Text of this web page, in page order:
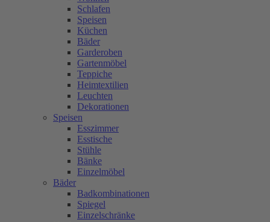
Schlafen
Speisen
Küchen
Bäder
Garderoben
Gartenmöbel
Teppiche
Heimtextilien
Leuchten
Dekorationen
Speisen
Esszimmer
Esstische
Stühle
Bänke
Einzelmöbel
Bäder
Badkombinationen
Spiegel
Einzelschränke